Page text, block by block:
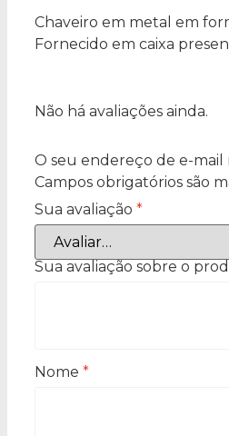
Chaveiro em metal em
Fornecido em caixa
Não há avaliações ainda.
O seu endereço de e-mail
Campos obrigatórios são
Sua avaliação *
Sua avaliação sobre o
Nome *